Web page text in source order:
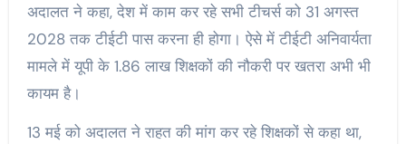
अदालत ने कहा, देश में काम कर रहे सभी टीचर्स को 31 अगस्त
2028 तक टीईटी पास करना ही होगा। ऐसे में टीईटी अनिवार्यता
मामले में यूपी के 1.86 लाख शिक्षकों की नौकरी पर खतरा अभी भी
कायम है।
13 मई को अदालत ने राहत की मांग कर रहे शिक्षकों से कहा था,